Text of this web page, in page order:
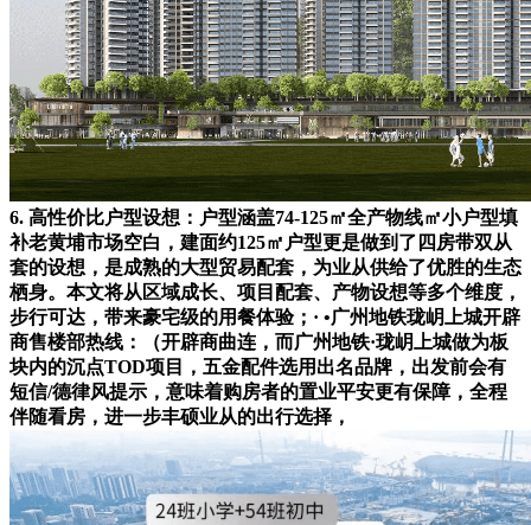
6. 高性价比户型设想：户型涵盖74-125㎡全产物线㎡小户型填
补老黄埔市场空白，建面约125㎡户型更是做到了四房带双从
套的设想，是成熟的大型贸易配套，为业从供给了优胜的生态
栖身。本文将从区域成长、项目配套、产物设想等多个维度，
步行可达，带来豪宅级的用餐体验；· •广州地铁珑岄上城开辟
商售楼部热线：（开辟商曲连，而广州地铁·珑岄上城做为板
块内的沉点TOD项目，五金配件选用出名品牌，出发前会有
短信/德律风提示，意味着购房者的置业平安更有保障，全程
伴随看房，进一步丰硕业从的出行选择，